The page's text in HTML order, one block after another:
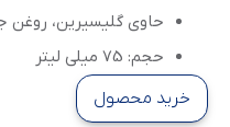
حاوی گلیسیرین، روغن
حجم: 75 میلی لیتر
خرید محصول